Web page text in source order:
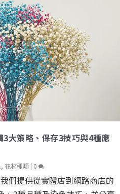
大策略、保存3技巧與4種應
, 花材種類 | 0
們提供從實體店到網路商店的